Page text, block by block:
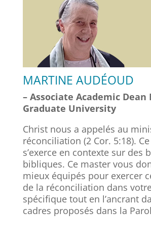
MARTINE AUDÉOUD
– Associate Academic Dean
Graduate University
Christ nous a appelés au
réconciliation (2 Cor. 5:18).
s’exerce en contexte sur des
bibliques. Ce master vous
mieux équipés pour exercer
de la réconciliation dans
spécifique tout en l’ancrant
cadres proposés dans la